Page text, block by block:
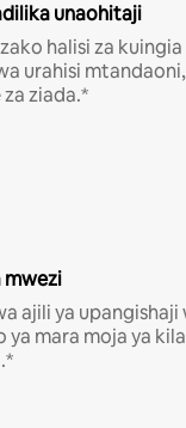
unaohitaji
halisi za
urahisi
ziada.*
mwezi
ajili ya
ya mara moja ya